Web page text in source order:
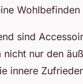
sind
nicht nur den
innere